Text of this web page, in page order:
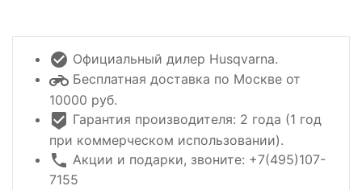
Официальный дилер Husqvarna.
Бесплатная доставка по Москве от
10000 руб.
Гарантия производителя: 2 года (1 год
при коммерческом использовании).
Акции и подарки, звоните: +7(495)107-
7155